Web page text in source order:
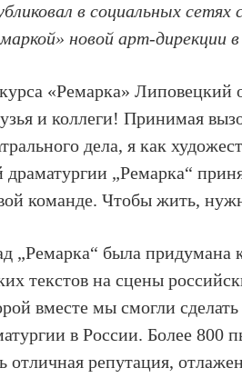
в социальных
новой арт-дирекции
«Ремарка» Липовецкий
и коллеги! Принимая
дела, я как
драматургии „Ремарка“
команде. Чтобы жить,
„Ремарка“ была
текстов на сцены
вместе мы смогли
в России. Более 800
отличная репутация,